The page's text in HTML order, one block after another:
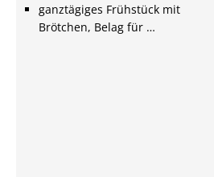
ganztägiges Frühstück mit
Brötchen, Belag für …